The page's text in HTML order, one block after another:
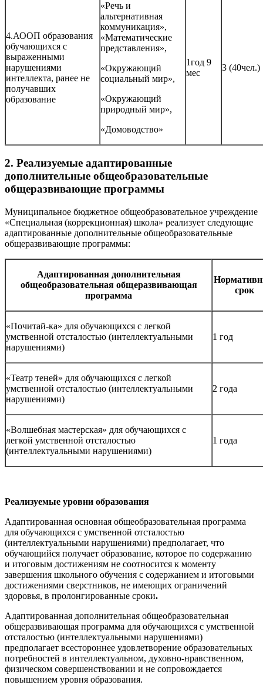
4.АООП образования
обучающихся с
выраженными
нарушениями
интеллекта, ранее не
получавших
образование
«Речь и
альтернативная
коммуникация»,
«Математические
представления»,
«Окружающий
социальный мир»,
«Окружающий
природный мир»,
«Домоводство»
1год 9
мес
3 (40чел.)
2. Реализуемые адаптированные
дополнительные общеобразовательные
общеразвивающие программы
Муниципальное бюджетное общеобразовательное учреждение
«Специальная (коррекционная) школа» реализует следующие
адаптированные дополнительные общеобразовательные
общеразвивающие программы:
Адаптированная дополнительная
общеобразовательная общеразвивающая
программа
срок
«Почитай-ка» для обучающихся с легкой
умственной отсталостью (интеллектуальными
нарушениями)
1 год
«Театр теней» для обучающихся с легкой
умственной отсталостью (интеллектуальными
нарушениями)
2 года
«Волшебная мастерская» для обучающихся с
легкой умственной отсталостью
(интеллектуальными нарушениями)
1 года
Реализуемые уровни образования
Адаптированная основная общеобразовательная программа
для обучающихся с умственной отсталостью
(интеллектуальными нарушениями) предполагает, что
обучающийся получает образование, которое по содержанию
и итоговым достижениям не соотносится к моменту
завершения школьного обучения с содержанием и итоговыми
достижениями сверстников, не имеющих ограничений
здоровья, в пролонгированные сроки.
Адаптированная дополнительная общеобразовательная
общеразвивающая программа для обучающихся с умственной
отсталостью (интеллектуальными нарушениями)
предполагает всестороннее удовлетворение образовательных
потребностей в интеллектуальном, духовно-нравственном,
физическом совершенствовании и не сопровождается
повышением уровня образования.